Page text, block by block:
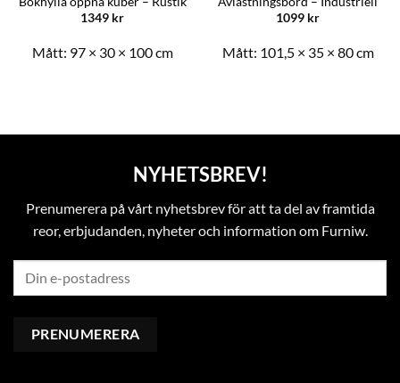
1349 kr
Mått: 97 × 30 × 100 cm
1099 kr
Mått: 101,5 × 35 × 80 cm
NYHETSBREV!
Prenumerera på vårt nyhetsbrev för att ta del av framtida
reor, erbjudanden, nyheter och information om Furniw.